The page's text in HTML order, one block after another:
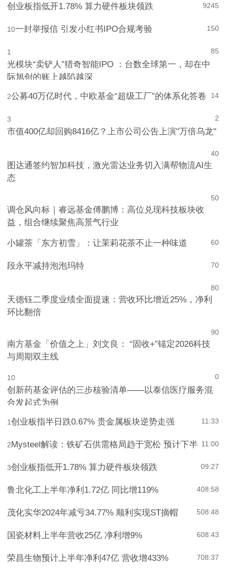
245
9
创业板指低开1.78% 算力硬件板块领跌
150
10一封举报信 引发小红书IPO合规考验
85
1
光模块“卖铲人”猎奇智能IPO ：台数全球第一，却在中
际旭创的账上越陷越深
14
2公募40万亿时代，中欧基金“超级工厂”的体系化答卷
2
3
市值400亿却回购8416亿？上市公司公告上演"万倍乌龙"
0
4
图达通签约智加科技，激光雷达业务切入满帮物流AI生
态
0
5
调仓风向标｜睿远基金傅鹏博：高位兑现科技板块收
益，组合继续聚焦高景气行业
0
6
小罐茶「东方初雪」：让茉莉花茶不止一种味道
0
7
段永平减持泡泡玛特
0
8
天德钰二季度业绩全面提速：营收环比增近25%，净利
环比翻倍
0
9
南方基金「价值之上」刘文良： “固收+”锚定2026科技
与周期双主线
0
10
创新药基金评估的三步核验清单——以泰信医疗服务混
合发起式为例
11:33
1创业板指半日跌0.67% 贵金属板块逆势走强
11:00
2Mysteel解读：铁矿石供需格局趋于宽松 预计下半
09:27
3创业板指低开1.78% 算力硬件板块领跌
08:58
4
鲁北化工上半年净利1.72亿 同比增119%
08:48
5
茂化实华2024年减亏34.77% 顺利实现ST摘帽
08:43
6
国瓷材料上半年营收25亿 净利增9%
08:37
7
荣昌生物预计上半年净利47亿 营收增433%